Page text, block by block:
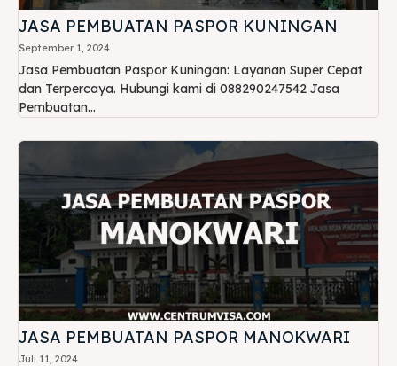
JASA PEMBUATAN PASPOR KUNINGAN
September 1, 2024
Jasa Pembuatan Paspor Kuningan: Layanan Super Cepat
dan Terpercaya. Hubungi kami di 088290247542 Jasa
Pembuatan...
JASA PEMBUATAN PASPOR MANOKWARI
Juli 11, 2024